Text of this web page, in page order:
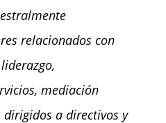
relacionados con
mediación
a directivos y